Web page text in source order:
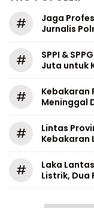
#
Jaga
Jurnalis
#
SPPI &
Juta untuk
#
Kebakaran
Meninggal
#
Lintas
Kebakaran
#
Laka
Listrik, Dua